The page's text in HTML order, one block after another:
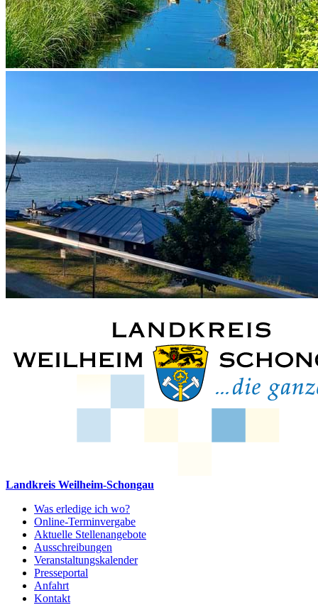
Landkreis Weilheim-Schongau
Was erledige ich wo?
Online-Terminvergabe
Aktuelle Stellenangebote
Ausschreibungen
Veranstaltungskalender
Presseportal
Anfahrt
Kontakt